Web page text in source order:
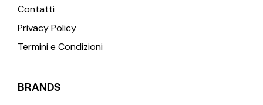
Contatti
Privacy Policy
Termini e Condizioni
BRANDS